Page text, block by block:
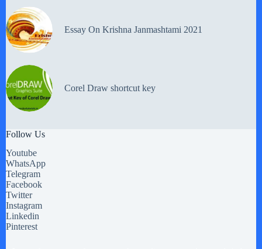
Essay On Krishna Janmashtami 2021
Corel Draw shortcut key
Follow Us
Youtube
WhatsApp
Telegram
Facebook
Twitter
Instagram
Linkedin
Pinterest